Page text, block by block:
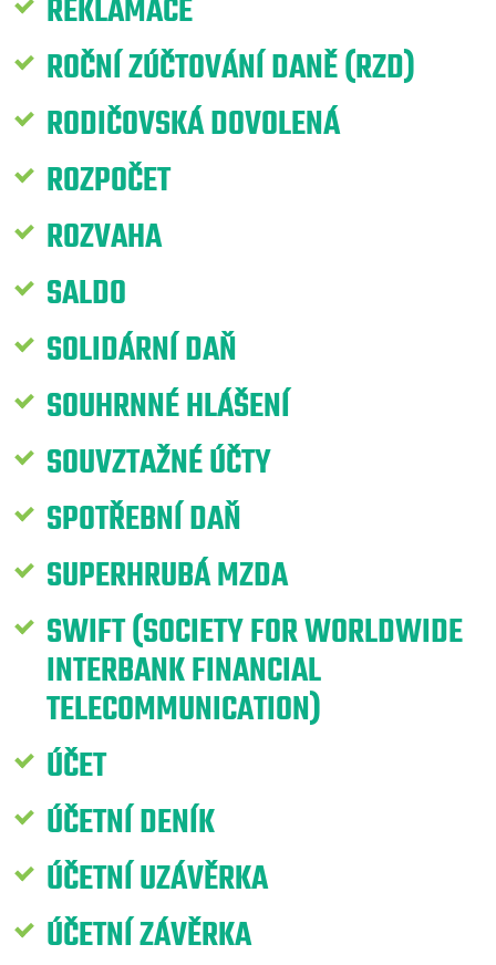
REKLAMACE
ROČNÍ ZÚČTOVÁNÍ DANĚ (RZD)
RODIČOVSKÁ DOVOLENÁ
ROZPOČET
ROZVAHA
SALDO
SOLIDÁRNÍ DAŇ
SOUHRNNÉ HLÁŠENÍ
SOUVZTAŽNÉ ÚČTY
SPOTŘEBNÍ DAŇ
SUPERHRUBÁ MZDA
SWIFT (SOCIETY FOR WORLDWIDE
INTERBANK FINANCIAL
TELECOMMUNICATION)
ÚČET
ÚČETNÍ DENÍK
ÚČETNÍ UZÁVĚRKA
ÚČETNÍ ZÁVĚRKA